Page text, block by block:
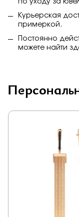
по уходу за
Курьерская
примеркой.
Постоянно
можете найти